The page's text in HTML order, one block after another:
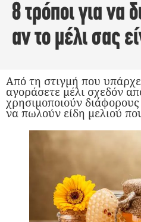
8 τρόποι για να
αν το μέλι σας
Από τη στιγμή που
αγοράσετε μέλι σχεδόν
χρησιμοποιούν
να πωλούν είδη μελιού